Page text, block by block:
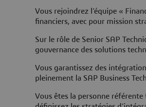
Vous rejoindrez l’équipe «
financiers, avec pour mission
Sur le rôle de Senior SAP
gouvernance des solutions
Vous garantissez des
pleinement la SAP Business
Vous êtes la personne